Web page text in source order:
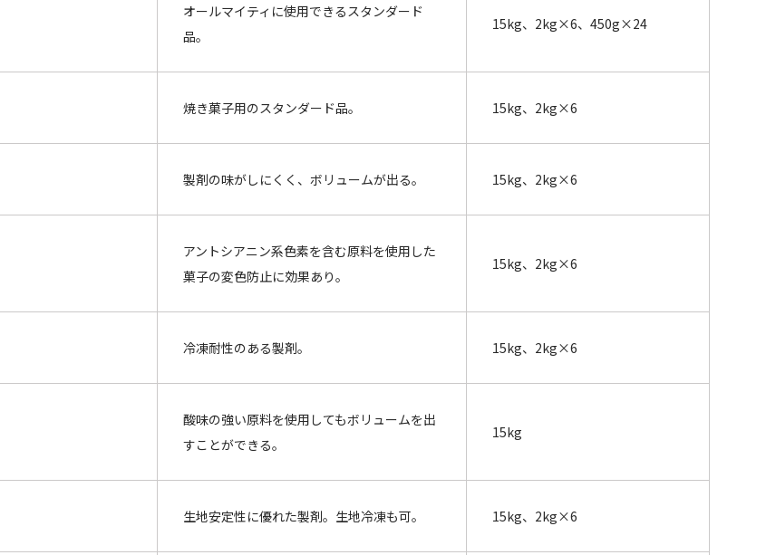
オールマイティに使用できるスタンダード
品。
15kg、2kg×6、450g×24
焼き菓子用のスタンダード品。 15kg、2kg×6
製剤の味がしにくく、ボリュームが出る。 15kg、2kg×6
アントシアニン系色素を含む原料を使用した
菓子の変色防止に効果あり。
15kg、2kg×6
冷凍耐性のある製剤。 15kg、2kg×6
酸味の強い原料を使用してもボリュームを出
すことができる。
15kg
生地安定性に優れた製剤。生地冷凍も可。 15kg、2kg×6